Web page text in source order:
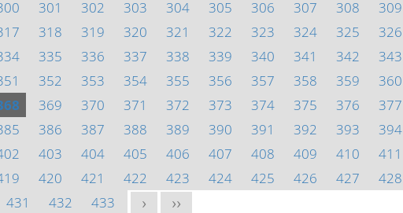
301 302 303 304 305 306 307 308
309
318 319 320 321 322 323 324 325
326
335 336 337 338 339 340 341 342
343
352 353 354 355 356 357 358 359
360
369 370 371 372 373 374 375 376
377
386 387 388 389 390 391 392 393
394
403 404 405 406 407 408 409 410
411
420 421 422 423 424 425 426 427
428
431
432 433 > >>